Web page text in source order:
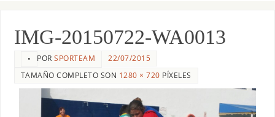
IMG-20150722-WA0013
PORSPORTEAM
•
22/07/2015
TAMAÑO COMPLETO SON 1280 × 720 PÍXELES